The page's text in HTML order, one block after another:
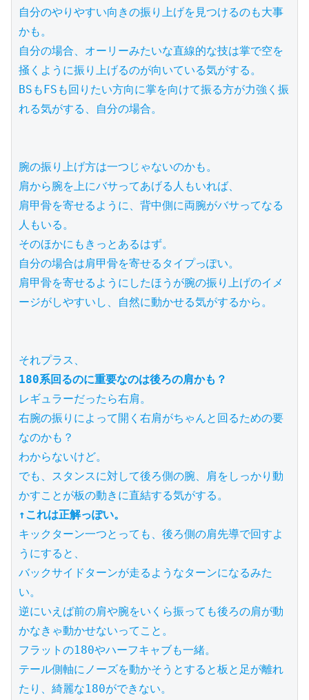
自分のやりやすい向きの振り上げを見つけるのも大事
かも。
自分の場合、オーリーみたいな直線的な技は掌で空を
掻くように振り上げるのが向いている気がする。
BSもFSも回りたい方向に掌を向けて振る方が力強く振
れる気がする、自分の場合。
腕の振り上げ方は一つじゃないのかも。
肩から腕を上にバサってあげる人もいれば、
肩甲骨を寄せるように、背中側に両腕がバサってなる
人もいる。
そのほかにもきっとあるはず。
自分の場合は肩甲骨を寄せるタイプっぽい。
肩甲骨を寄せるようにしたほうが腕の振り上げのイメ
ージがしやすいし、自然に動かせる気がするから。
180系回るのに重要なのは後ろの肩かも？
レギュラーだったら右肩。
右腕の振りによって開く右肩がちゃんと回るための要
なのかも？
わからないけど。
でも、スタンスに対して後ろ側の腕、肩をしっかり動
↑これは正解っぽい。
キックターン一つとっても、後ろ側の肩先導で回すよ
うにすると、
バックサイドターンが走るようなターンになるみた
い。
逆にいえば前の肩や腕をいくら振っても後ろの肩が動
かなきゃ動かせないってこと。
フラットの180やハーフキャブも一緒。
テール側軸にノーズを動かそうとすると板と足が離れ
たり、綺麗な180ができない。